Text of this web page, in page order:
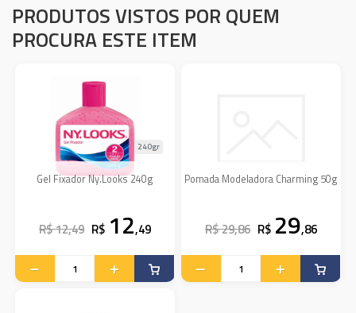
PRODUTOS VISTOS POR QUEM
PROCURA ESTE ITEM
Gel Fixador Ny.Looks 240g
240gr
R$ 12,49 R$ 12,49
Pomada Modeladora Charming 50g
R$ 29,86 R$ 29,86